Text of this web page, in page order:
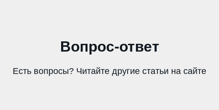
Вопрос-ответ
Есть вопросы? Читайте другие статьи на сайте